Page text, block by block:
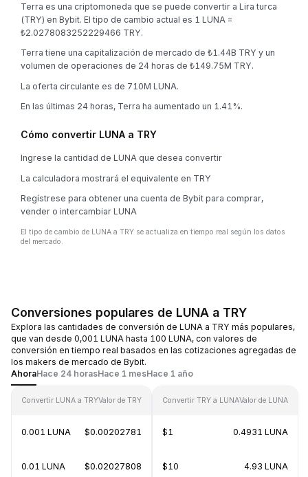
Terra es una criptomoneda que se puede convertir a Lira turca
(TRY) en Bybit. El tipo de cambio actual es 1 LUNA =
₺2.0278083252229466 TRY.
Terra tiene una capitalización de mercado de ₺1.44B TRY y un
volumen de operaciones de 24 horas de ₺149.75M TRY.
La oferta circulante es de 710M LUNA.
En las últimas 24 horas, Terra ha aumentado un 1.41%.
Cómo convertir LUNA a TRY
Ingrese la cantidad de LUNA que desea convertir
La calculadora mostrará el equivalente en TRY
Regístrese para obtener una cuenta de Bybit para comprar,
vender o intercambiar LUNA
El tipo de cambio de LUNA a TRY se actualiza en tiempo real según los datos
del mercado.
Conversiones populares de LUNA a TRY
Explora las cantidades de conversión de LUNA a TRY más populares,
que van desde 0,001 LUNA hasta 100 LUNA, con valores de
conversión en tiempo real basados en las cotizaciones agregadas de
los makers de mercado de Bybit.
AhoraHace 24 horasHace 1 mesHace 1 año
Convertir LUNA a TRYValor de TRY
0.001 LUNA $0.00202781
0.01 LUNA $0.02027808
Convertir TRY a LUNAValor de LUNA
$1 0.4931 LUNA
$10 4.93 LUNA